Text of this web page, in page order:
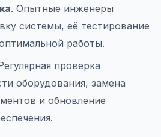
. Опытные инженеры
системы, её тестирование
работы.
проверка
оборудования, замена
и обновление